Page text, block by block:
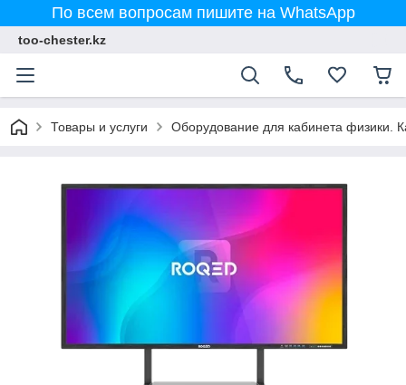
По всем вопросам пишите на WhatsApp
too-chester.kz
Товары и услуги Оборудование для кабинета физики.